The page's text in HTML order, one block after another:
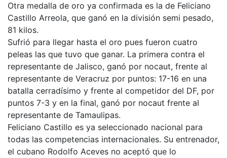
Otra medalla de oro ya confirmada es la de Feliciano
Castillo Arreola, que ganó en la división semi pesado,
81 kilos.
Sufrió para llegar hasta el oro pues fueron cuatro
peleas las que tuvo que ganar. La primera contra el
representante de Jalisco, ganó por nocaut, frente al
representante de Veracruz por puntos: 17-16 en una
batalla cerradísimo y frente al competidor del DF, por
puntos 7-3 y en la final, ganó por nocaut frente al
representante de Tamaulipas.
Feliciano Castillo es ya seleccionado nacional para
todas las competencias internacionales. Su entrenador,
el cubano Rodolfo Aceves no aceptó que lo